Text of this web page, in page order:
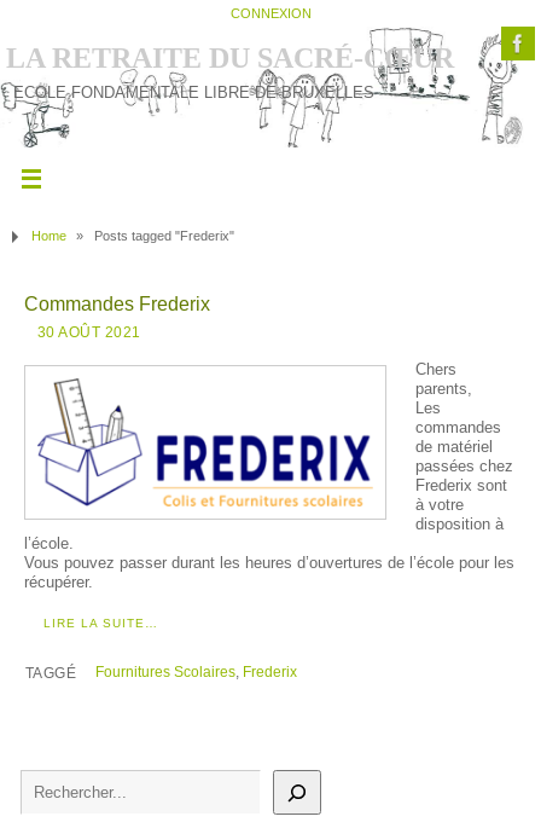
CONNEXION
LA RETRAITE DU SACRÉ-CŒUR
ECOLE FONDAMENTALE LIBRE DE BRUXELLES
Home » Posts tagged "Frederix"
Commandes Frederix
30 AOÛT 2021
Chers
parents,
Les
commandes
de matériel
passées chez
Frederix sont
à votre
disposition à
l’école.
Vous pouvez passer durant les heures d’ouvertures de l’école pour les
récupérer.
LIRE LA SUITE…
TAGGÉ Fournitures Scolaires, Frederix